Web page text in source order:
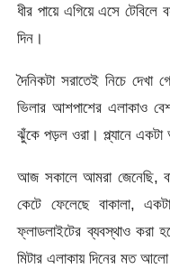
ধীর পায়ে এগিয়ে এসে টেবিলে
দিন।
দৈনিকটা সরাতেই নিচে
ভিলার আশপাশের এলাকাও
ঝুঁকে পড়ল ওরা। প্ল্যানে
আজ সকালে আমরা জেনেছি,
কেটে ফেলেছে বাকালা,
ফ্লাডলাইটের ব্যবস্থাও করা
মিটার এলাকায় দিনের মত